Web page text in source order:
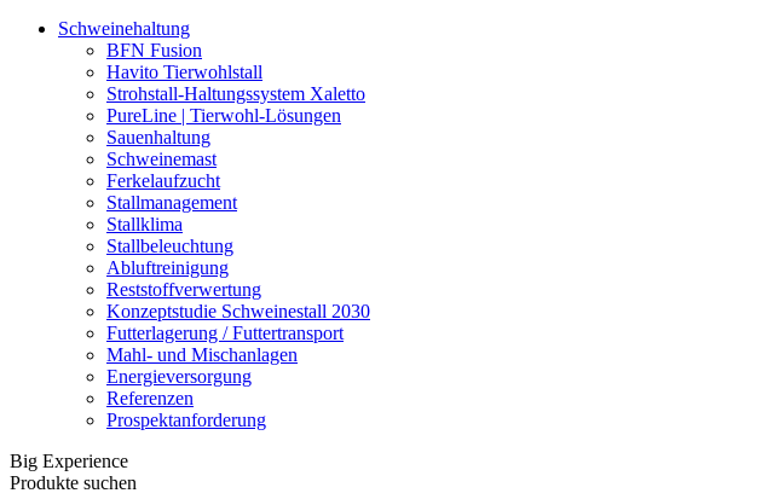
Schweinehaltung
BFN Fusion
Havito Tierwohlstall
Strohstall-Haltungssystem Xaletto
PureLine | Tierwohl-Lösungen
Sauenhaltung
Schweinemast
Ferkelaufzucht
Stallmanagement
Stallklima
Stallbeleuchtung
Abluftreinigung
Reststoffverwertung
Konzeptstudie Schweinestall 2030
Futterlagerung / Futtertransport
Mahl- und Mischanlagen
Energieversorgung
Referenzen
Prospektanforderung
Big Experience
Produkte suchen